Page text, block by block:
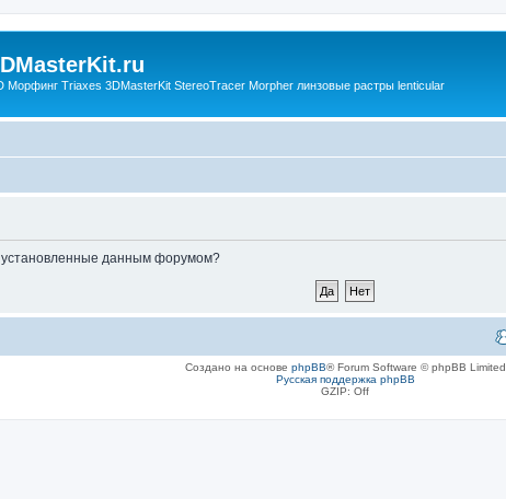
Морфинг Triaxes 3DMasterKit StereoTracer Morpher линзовые растры lenticular
установленные данным форумом?
Создано на основе phpBB® Forum Software © phpBB Limited
Русская поддержка phpBB
GZIP: Off